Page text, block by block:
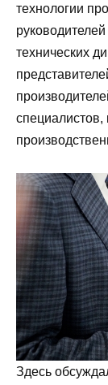
технологии
технических
специалистов,
Здесь